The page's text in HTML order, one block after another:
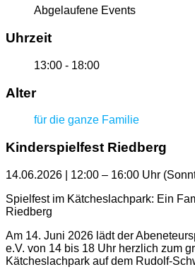
Abgelaufene Events
Uhrzeit
13:00 - 18:00
Alter
für die ganze Familie
Kinderspielfest Riedberg
14.06.2026 | 12:00 – 16:00 Uhr
Spielfest im Kätcheslachpark: Ein
Riedberg
Am 14. Juni 2026 lädt der
e.V. von 14 bis 18 Uhr herzlich zum
Kätcheslachpark auf dem Rudolf-